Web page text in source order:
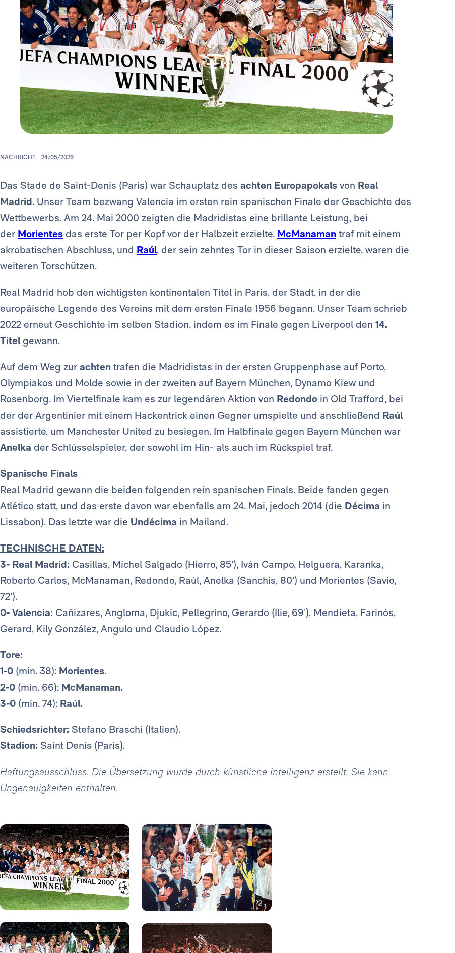
NACHRICHT. 24/05/2026
Das Stade de Saint-Denis (Paris) war Schauplatz des achten Europapokals von Real
Madrid. Unser Team bezwang Valencia im ersten rein spanischen Finale der Geschichte des
Wettbewerbs. Am 24. Mai 2000 zeigten die Madridistas eine brillante Leistung, bei
der Morientes das erste Tor per Kopf vor der Halbzeit erzielte. McManaman traf mit einem
akrobatischen Abschluss, und Raúl, der sein zehntes Tor in dieser Saison erzielte, waren die
weiteren Torschützen.
Real Madrid hob den wichtigsten kontinentalen Titel in Paris, der Stadt, in der die
europäische Legende des Vereins mit dem ersten Finale 1956 begann. Unser Team schrieb
2022 erneut Geschichte im selben Stadion, indem es im Finale gegen Liverpool den 14.
Titelgewann.
Auf dem Weg zur achten trafen die Madridistas in der ersten Gruppenphase auf Porto,
Olympiakos und Molde sowie in der zweiten auf Bayern München, Dynamo Kiew und
Rosenborg. Im Viertelfinale kam es zur legendären Aktion von Redondo in Old Trafford, bei
der der Argentinier mit einem Hackentrick einen Gegner umspielte und anschließend Raúl
assistierte, um Manchester United zu besiegen. Im Halbfinale gegen Bayern München war
Anelka der Schlüsselspieler, der sowohl im Hin- als auch im Rückspiel traf.
Spanische Finals
Real Madrid gewann die beiden folgenden rein spanischen Finals. Beide fanden gegen
Atlético statt, und das erste davon war ebenfalls am 24. Mai, jedoch 2014 (die Décima in
Lissabon). Das letzte war die Undécima in Mailand.
TECHNISCHE DATEN:
3- Real Madrid: Casillas, Míchel Salgado (Hierro, 85’), Iván Campo, Helguera, Karanka,
Roberto Carlos, McManaman, Redondo, Raúl, Anelka (Sanchís, 80’) und Morientes (Savio,
72’).
0- Valencia: Cañizares, Angloma, Djukic, Pellegrino, Gerardo (Ilie, 69’), Mendieta, Farinós,
Gerard, Kily González, Angulo und Claudio López.
Tore:
1-0 (min. 38): Morientes.
2-0 (min. 66): McManaman.
3-0 (min. 74): Raúl.
Schiedsrichter: Stefano Braschi (Italien).
Stadion: Saint Denis (Paris).
Haftungsausschluss: Die Übersetzung wurde durch künstliche Intelligenz erstellt. Sie kann
Ungenauigkeiten enthalten.